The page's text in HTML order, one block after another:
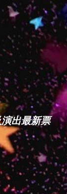
出最新票